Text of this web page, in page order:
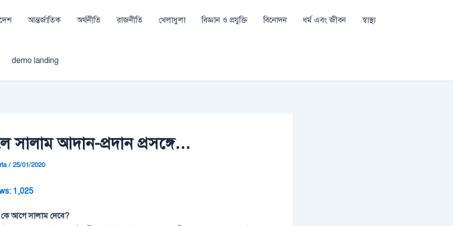
আন্তর্জাতিক অর্থনীতি রাজনীতি খেলাধুলা বিজ্ঞান ও প্রযুক্তি বিনোদন ধর্ম এবং জীবন স্বাস্থ্য
demo landing
সালাম আদান-প্রদান প্রসঙ্গে…
/25/01/2020
1,025
আগে সালাম দেবে?